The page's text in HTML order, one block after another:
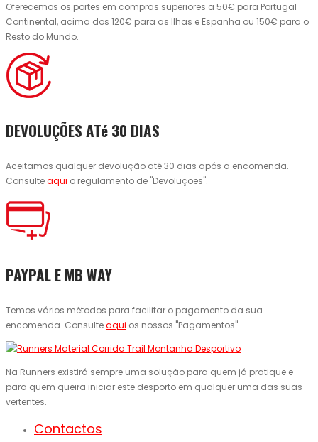
Oferecemos os portes em compras superiores a 50€ para Portugal
Continental, acima dos 120€ para as Ilhas e Espanha ou 150€ para o
Resto do Mundo.
DEVOLUÇÕES ATé 30 DIAS
Aceitamos qualquer devolução até 30 dias após a encomenda.
Consulteaqui o regulamento de "Devoluções".
PAYPAL E MB WAY
Temos vários métodos para facilitar o pagamento da sua
encomenda. Consulteaqui os nossos "Pagamentos".
Na Runners existirá sempre uma solução para quem já pratique e
para quem queira iniciar este desporto em qualquer uma das suas
vertentes.
Contactos